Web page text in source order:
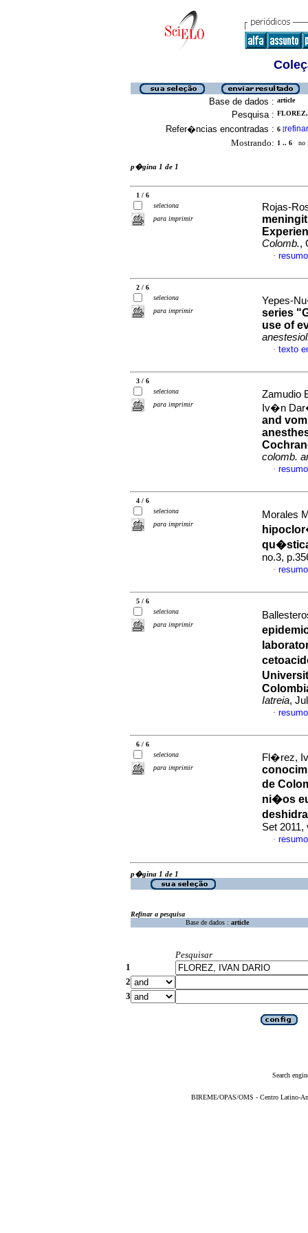
Base de dados : article
Pesquisa :
Refer�ncias encontradas : 6 [refinar
Mostrando: 1 .. 6 no
p�gina 1 de 1
1 / 6
seleciona
para imprimir
Rojas-
Colomb.,
·
2 / 6
seleciona
para imprimir
Yepes-
series
use of
· texto
3 / 6
seleciona
para imprimir
Zamudio
Iv�n
and
colomb.
·
4 / 6
seleciona
para imprimir
Morales
no.3,
·
5 / 6
seleciona
para imprimir
Iatreia,
·
6 / 6
seleciona
para imprimir
Fl�rez,
de
ni�os
Set 2011,
·
p�gina 1 de 1
Refinar a pesquisa
Base de dados : article
Pesquisar
1
2
3
Search
BIREME/OPAS/OMS - Centro Latino-